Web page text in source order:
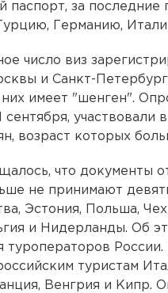
паспорт, за последние
Германию,
число виз
и Санкт-
них имеет "шенген".
сентября, участвовали
возраст которых
что документы
не принимают
Эстония, Польша,
и Нидерланды. Об
туроператоров
туристам
Венгрия и Кипр.